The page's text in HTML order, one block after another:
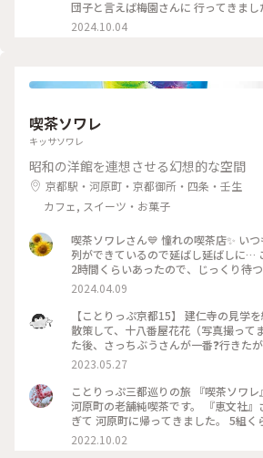
づらいですが 中にはもっちり白玉と
るので 最後には、しるこ氷としていた
き氷だけに🍧 私が最後の一杯だった
に幸せでした😊 ＊ ギャラリーでは風鈴
めぞの #梅園
団子と言えば梅園さんに 行ってきま
みたらし団子のセット🩷 この小さなパ
て 小躍りです😁 パフェにはわらび餅
しい 蜜がたっぷりのみたらし団子はや
れます😊 店内の配置を変えられたよう
人席になり 通い始めて幾数年 初めて
した😊 中庭がいい感じです😊🌳 ＊ う
ちょっと甘い物が食べたいなぁーと
うお店です😊 #京都カフェ #パフェ活2024 #みたらし団子 #秋
の彩り #クラシカルな街 #私の好きな京
2024.10.04
喫茶ソワレ
キッサソワレ
昭和の洋館を連想させる幻想的な空間
京都駅・河原町・京都御所・四条・壬生
カフェ, スイーツ・お菓子
喫茶ソワレさん💙 憧れの喫茶店✨ い
列ができているので延ばし延ばしに…
2時間くらいあったので、じっくり待
つ間も皆さんの投稿で拝見していた青
ク💓 結局1時間ほど待ち、店内へ。 1
席に着きました。 深く青く、まるで
💙 ぶどうの透かし彫りやライトもク
だのはご存じゼリーポンチ🌈✨ キレイ
りにかざすとキラキラします✨ ゼリー
炭酸もいい！ 中の氷がゼリーと同じ
って口に入れてびっくりしてしまいま
食べ終わってしまいました😣 まだこ
コーヒーでも頼みたい…と思いました
列ができているでしょうからお店を後
特別な空間に会いに行きたいです💙 #電車旅 #喫茶ソワレ #喫
2024.04.09
【ことりっぷ京都15】 建仁寺の見学
散策して、十八番屋花花（写真撮って
た後、さっちぶうさんが一番❓行きた
レ」さんに向かいました😊 人気のお店
ていると覚悟して行ったのですが、運
せんでした😄 15分くらいで案内され
いグループばっかり😱 あ、でも、男
プも😊 私はヨーグルトポンチ、さっ
チフロートを注文しました。 店内の雰
したが、落ち着いていて良い雰囲気で
2023.05.27
ことりっぷ三都巡りの旅 『喫茶ソワ
河原町の老舗純喫茶です。 『恵文社
ぎて 河原町に帰ってきました。 5組く
次々と呼ばれて すんなりと入店でき
を守っておられ、 狭い店内ですが、
2022.10.02